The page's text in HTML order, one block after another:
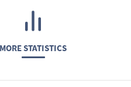
MORE STATISTICS